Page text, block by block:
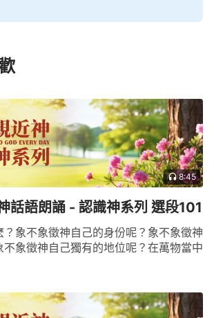
8:45
話語朗誦 - 認識神系列 選段101
象不象徵神自己的身份呢？象不象徵神
不象徵神自己獨有的地位呢？在萬物當中